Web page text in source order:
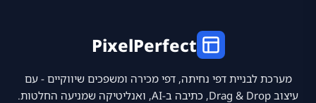
PixelPerfect
מערכת לבניית דפי נחיתה, דפי מכירה ומשפכים שיווקיים - עם
עיצוב Drag & Drop, כתיבה ב-AI, ואנליטיקה שמניעה החלטות.